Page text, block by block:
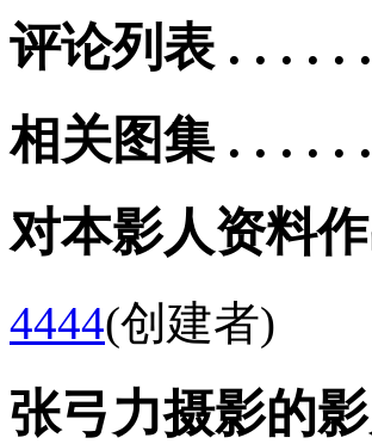
评论列表 . . . . . .
相关图集 . . . . . .
对本影人资料
4444(创建者)
张弓力摄影的